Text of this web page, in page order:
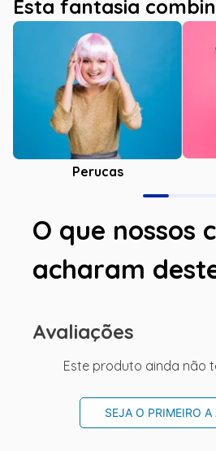
Esta fantasia
Perucas
O que nossos
acharam
Avaliações
Este produto ainda não
SEJA O PRIMEIRO A